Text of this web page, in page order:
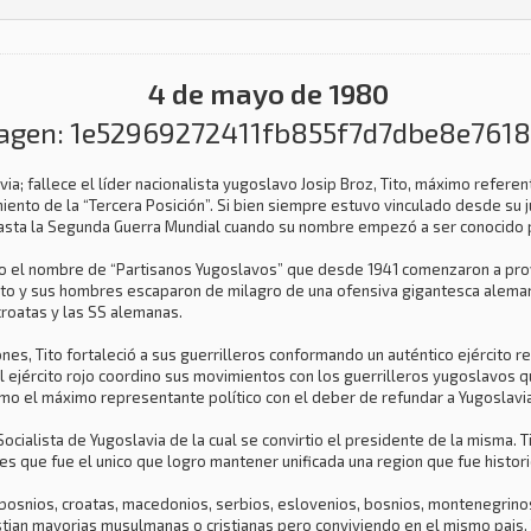
4 de mayo de 1980
fallece el líder nacionalista yugoslavo Josip Broz, Tito, máximo
de la “Tercera Posición”. Si bien siempre estuvo vinculado desde
la Segunda Guerra Mundial cuando su nombre empezó a ser conocido
el nombre de “Partisanos Yugoslavos” que desde 1941 comenzaron a
y sus hombres escaparon de milagro de una ofensiva gigantesca
y las SS alemanas.
Tito fortaleció a sus guerrilleros conformando un auténtico ejército
ejército rojo coordino sus movimientos con los guerrilleros yugoslavos
el máximo representante político con el deber de refundar a
de Yugoslavia de la cual se convirtio el presidente de la
que fue el unico que logro mantener unificada una region que fue
croatas, macedonios, serbios, eslovenios, bosnios,
mayorias musulmanas o cristianas pero conviviendo en el mismo